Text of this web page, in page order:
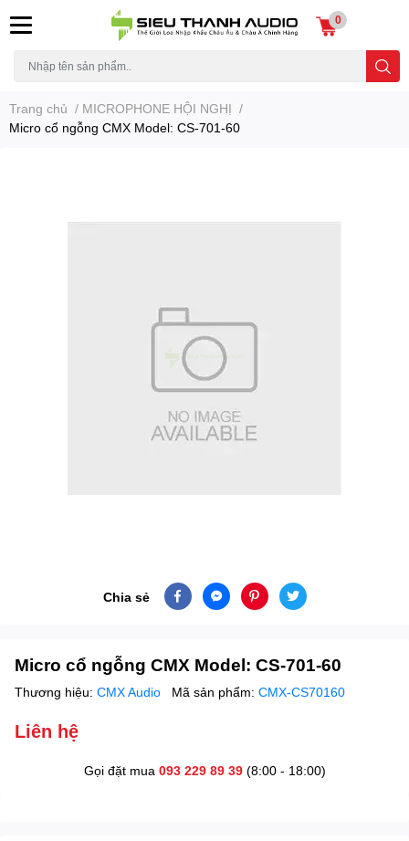
0
Trang chủ / MICROPHONE HỘI NGHỊ /
Micro cổ ngỗng CMX Model: CS-701-60
Chia sẻ
Micro cổ ngỗng CMX Model: CS-701-60
Thương hiệu: CMX Audio Mã sản phẩm: CMX-CS70160
Liên hệ
Gọi đặt mua 093 229 89 39(8:00 - 18:00)